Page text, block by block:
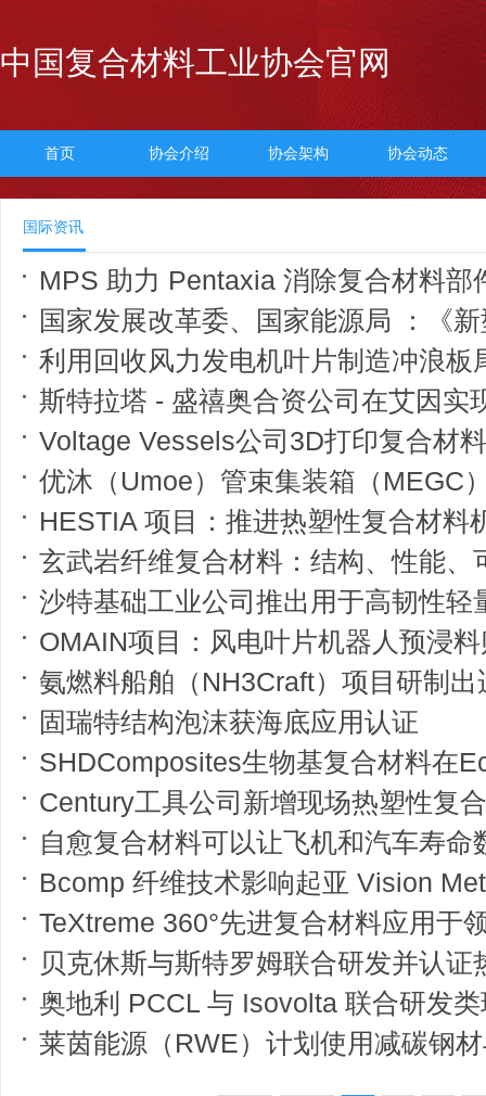
中国复合材料工业协会官网
首页 协会介绍 协会架构 协会动态
国际资讯
MPS 助力 Pentaxia 消除复合材料部件让步
国家发展改革委、国家能源局 ：《新型能
利用回收风力发电机叶片制造冲浪板
斯特拉塔 - 盛禧奥合资公司在艾因实现航
Voltage Vessels公司3D打印复合材料刚性充气艇原型，推
优沐（Umoe）管束集装箱（MEGC）与4
HESTIA 项目：推进热塑性复合材料机身
玄武岩纤维复合材料：结构、性能、
沙特基础工业公司推出用于高韧性轻量化航空
OMAIN项目：风电叶片机器人预浸
氨燃料船舶（NH3Craft）项目研制出适
固瑞特结构泡沫获海底应用认证
SHDComposites生物基复合材料在
Century工具公司新增现场热塑性复
自愈复合材料可以让飞机和汽车寿命
Bcomp 纤维技术影响起亚 Vision Meta
TeXtreme 360°先进复合材料应用于领克GT
贝克休斯与斯特罗姆联合研发并认证热塑性
奥地利 PCCL 与 Isovolta 联合研发类玻璃高分子复材 斩获 2026 施
莱茵能源（RWE）计划使用减碳钢材与可